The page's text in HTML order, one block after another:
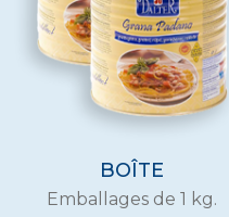
BOÎTE
Emballages de 1 kg.